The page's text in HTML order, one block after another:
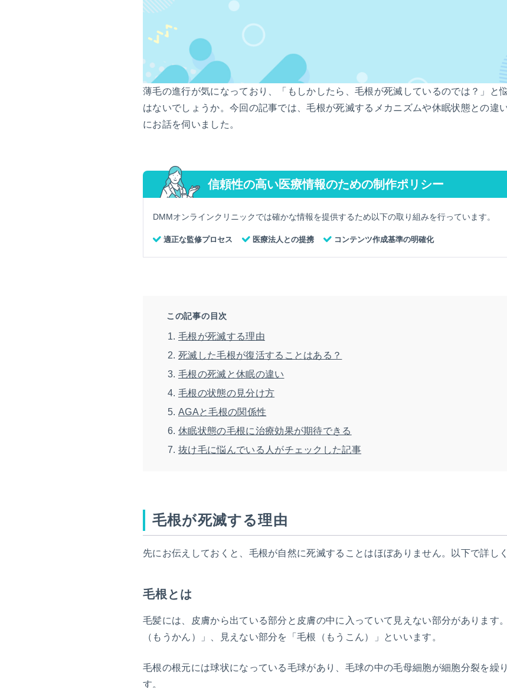
薄毛の進行が気になっており、「もしかしたら、毛根が死滅しているのでは？」と
はないでしょうか。今回の記事では、毛根が死滅するメカニズムや休眠状態との違
にお話を伺いました。
信頼性の高い医療情報のための制作ポリシー
DMMオンラインクリニックでは確かな情報を提供するため以下の取り組みを行っています。
適正な監修プロセス 医療法人との提携 コンテンツ作成基準の明確化
この記事の目次
毛根が死滅する理由
死滅した毛根が復活することはある？
毛根の死滅と休眠の違い
毛根の状態の見分け方
AGAと毛根の関係性
休眠状態の毛根に治療効果が期待できる
抜け毛に悩んでいる人がチェックした記事
毛根が死滅する理由
先にお伝えしておくと、毛根が自然に死滅することはほぼありません。以下で詳し
毛根とは
毛髪には、皮膚から出ている部分と皮膚の中に入っていて見えない部分があります
（もうかん）」、見えない部分を「毛根（もうこん）」といいます。
毛根の根元には球状になっている毛球があり、毛球の中の毛母細胞が細胞分裂を繰
す。